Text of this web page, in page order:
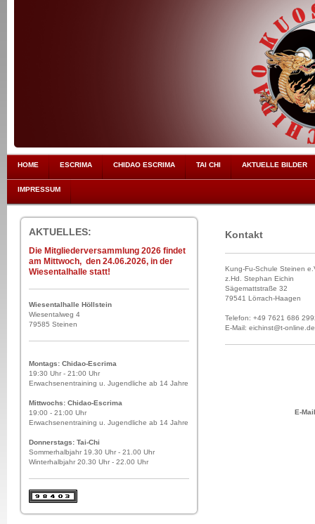
HOME ESCRIMA CHIDAO ESCRIMA TAI CHI AKTUELLE BILDER
IMPRESSUM
AKTUELLES:
Die Mitgliederversammlung 2026 findet
am Mittwoch, den 24.06.2026, in der
Wiesentalhalle statt!
Wiesentalhalle Höllstein
Wiesentalweg 4
79585 Steinen
Montags: Chidao-Escrima
19:30 Uhr - 21:00 Uhr
Erwachsenentraining u. Jugendliche ab 14 Jahre
Mittwochs: Chidao-Escrima
19:00 - 21:00 Uhr
Erwachsenentraining u. Jugendliche ab 14 Jahre
Donnerstags: Tai-Chi
Sommerhalbjahr 19.30 Uhr - 21.00 Uhr
Winterhalbjahr 20.30 Uhr - 22.00 Uhr
Kontakt
Kung-Fu-Schule Steinen
z.Hd. Stephan Eichin
Sägemattstraße 32
79541 Lörrach-Haagen
Telefon: +49 7621 686
E-Mail: eichinst@t-online.de
E-